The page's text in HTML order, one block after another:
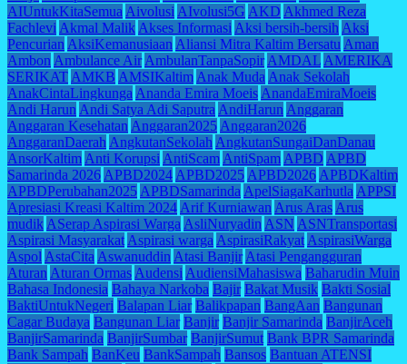
AIUntukKitaSemua Aivolusi AIvolusi5G AKD Akhmed Reza
Fachlevi Akmal Malik Akses Informasi Aksi bersih-bersih Aksi
Pencurian AksiKemanusiaan Aliansi Mitra Kaltim Bersatu Aman
Ambon Ambulance Air AmbulanTanpaSopir AMDAL AMERIKA
SERIKAT AMKB AMSIKaltim Anak Muda Anak Sekolah
AnakCintaLingkunga Ananda Emira Moeis AnandaEmiraMoeis
Andi Harun Andi Satya Adi Saputra AndiHarun Anggaran
Anggaran Kesehatan Anggaran2025 Anggaran2026
AnggaranDaerah AngkutanSekolah AngkutanSungaiDanDanau
AnsorKaltim Anti Korupsi AntiScam AntiSpam APBD APBD
Samarinda 2026 APBD2024 APBD2025 APBD2026 APBDKaltim
APBDPerubahan2025 APBDSamarinda ApelSiagaKarhutla APPSI
Apresiasi Kreasi Kaltim 2024 Arif Kurniawan Arus Aras Arus
mudik ASerap Aspirasi Warga AsliNuryadin ASN ASNTransportasi
Aspirasi Masyarakat Aspirasi warga AspirasiRakyat AspirasiWarga
Aspol AstaCita Aswanuddin Atasi Banjir Atasi Pengangguran
Aturan Aturan Ormas Audensi AudiensiMahasiswa Baharudin Muin
Bahasa Indonesia Bahaya Narkoba Bajir Bakat Musik Bakti Sosial
BaktiUntukNegeri Balapan Liar Balikpapan BangAan Bangunan
Cagar Budaya Bangunan Liar Banjir Banjir Samarinda BanjirAceh
BanjirSamarinda BanjirSumbar BanjirSumut Bank BPR Samarinda
Bank Sampah BanKeu BankSampah Bansos Bantuan ATENSI